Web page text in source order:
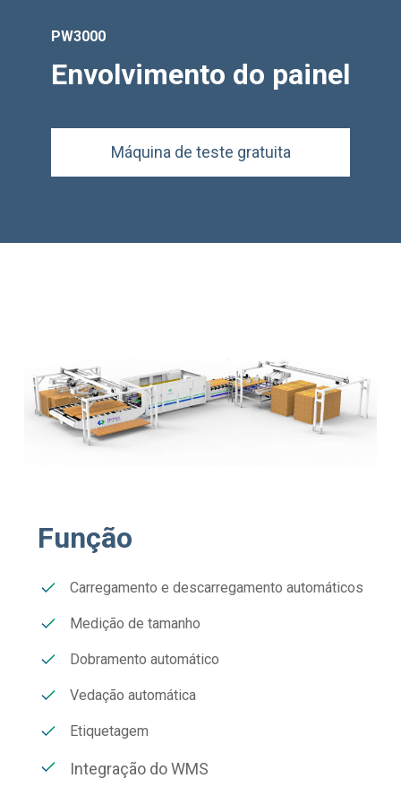
PW3000
Envolvimento do painel
Máquina de teste gratuita
Função
Carregamento e descarregamento automáticos
Medição de tamanho
Dobramento automático
Vedação automática
Etiquetagem
Integração do WMS